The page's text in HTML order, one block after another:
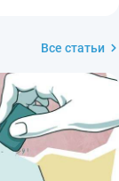
Все статьи